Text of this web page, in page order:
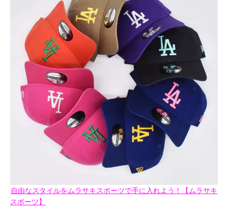
自由なスタイルをムラサキスポーツで手に入れよう！【ムラサキ
スポーツ】